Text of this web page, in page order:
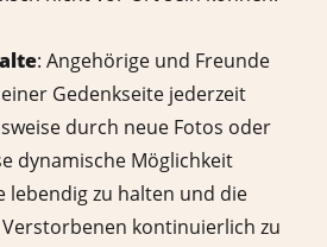
: Angehörige und Freunde
Gedenkseite jederzeit
durch neue Fotos oder
dynamische Möglichkeit
lebendig zu halten und die
kontinuierlich zu